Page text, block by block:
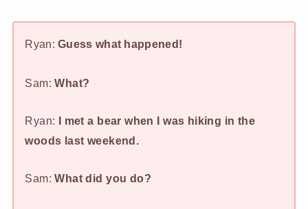
Ryan:Guess what happened!
Sam:What?
Ryan: I met a bear when I was hiking in the
woods last weekend.
Sam:What did you do?